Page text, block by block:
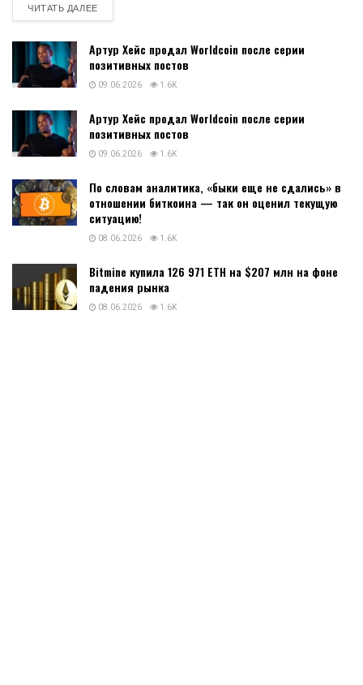
ЧИТАТЬ ДАЛЕЕDETAILS
Артур Хейс продал Worldcoin после серии
позитивных постов
09.06.2026 1.6K
Артур Хейс продал Worldcoin после серии
позитивных постов
09.06.2026 1.6K
По словам аналитика, «быки еще не сдались» в
отношении биткоина — так он оценил текущую
ситуацию!
08.06.2026 1.6K
Bitmine купила 126 971 ETH на $207 млн на фоне
падения рынка
08.06.2026 1.6K